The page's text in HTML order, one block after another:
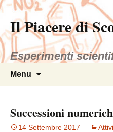
Il Piacere di
Esperimenti
Menu
Successioni
14 Settembre 2017